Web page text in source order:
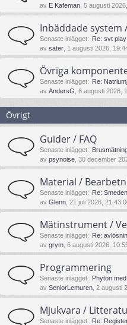
av E Kafeman , 5 augusti
Inbäddade system
Senaste inlägget: Re: svt
av säter , 1 augusti 2026,
Övriga
Senaste inlägget: Re:
av AndersG , 6 augusti 2026,
Övrigt
Guider / FAQ
Senaste inlägget:
av psynoise , 30 december
Material /
Senaste inlägget: Re:
av Glenn , 21 juli 2026,
Mätinstrument /
Senaste inlägget: Re:
av grym , 6 augusti 2026,
Programmering
Senaste inlägget: Phyton
av SeniorLemuren , 2 augusti
Mjukvara /
Senaste inlägget: Re: